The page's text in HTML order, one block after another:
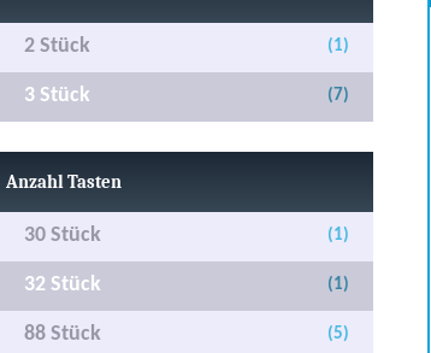
2 Stück (1)
3 Stück (7)
Anzahl Tasten
30 Stück (1)
32 Stück (1)
88 Stück (5)